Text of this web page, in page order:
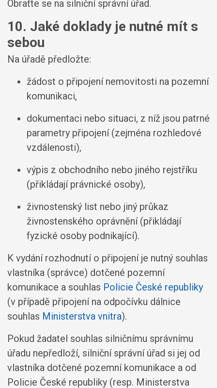
Obraťte se na silniční správní úřad.
10. Jaké doklady je nutné mít s
sebou
Na úřadě předložte:
žádost o připojení nemovitosti na pozemní
komunikaci,
dokumentaci nebo situaci, z níž jsou patrné
parametry připojení (zejména rozhledové
vzdálenosti),
výpis z obchodního nebo jiného rejstříku
(přikládají právnické osoby),
živnostenský list nebo jiný průkaz
živnostenského oprávnění (přikládají
fyzické osoby podnikající).
K vydání rozhodnutí o připojení je nutný souhlas
vlastníka (správce) dotčené pozemní
komunikace a souhlas Policie České republiky
(v případě připojení na odpočívku dálnice
souhlas Ministerstva vnitra).
Pokud žadatel souhlas silničnímu správnímu
úřadu nepředloží, silniční správní úřad si jej od
vlastníka dotčené pozemní komunikace a od
Policie České republiky (resp. Ministerstva